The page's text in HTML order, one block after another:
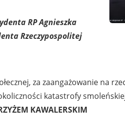
RP Agnieszka
Rzeczypospolitej
za zaangażowanie na
katastrofy
KAWALERSKIM